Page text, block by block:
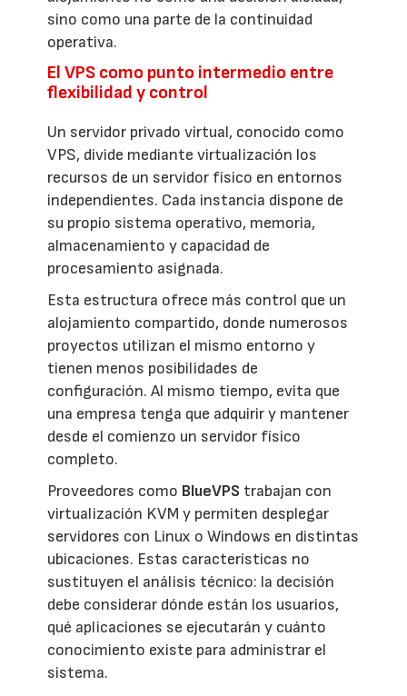
sino como una parte de la continuidad
operativa.
El VPS como punto intermedio entre
flexibilidad y control
Un servidor privado virtual, conocido como
VPS, divide mediante virtualización los
recursos de un servidor físico en entornos
independientes. Cada instancia dispone de
su propio sistema operativo, memoria,
almacenamiento y capacidad de
procesamiento asignada.
Esta estructura ofrece más control que un
alojamiento compartido, donde numerosos
proyectos utilizan el mismo entorno y
tienen menos posibilidades de
configuración. Al mismo tiempo, evita que
una empresa tenga que adquirir y mantener
desde el comienzo un servidor físico
completo.
Proveedores como BlueVPS trabajan con
virtualización KVM y permiten desplegar
servidores con Linux o Windows en distintas
ubicaciones. Estas características no
sustituyen el análisis técnico: la decisión
debe considerar dónde están los usuarios,
qué aplicaciones se ejecutarán y cuánto
conocimiento existe para administrar el
sistema.